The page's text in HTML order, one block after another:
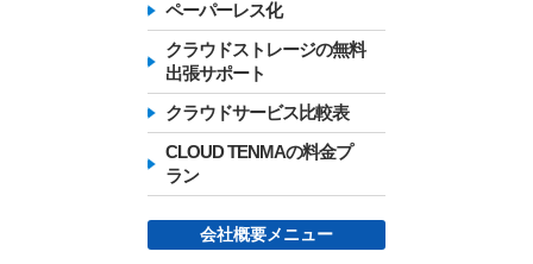
ペーパーレス化
クラウドストレージの無料
出張サポート
クラウドサービス比較表
CLOUD TENMAの料金プ
ラン
会社概要メニュー